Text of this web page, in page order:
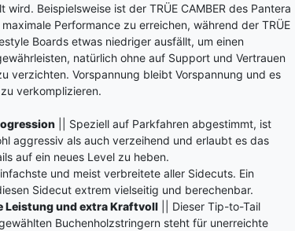
Beispielsweise ist der TRÜE CAMBER des Pantera
Performance zu erreichen, während der TRÜE
Boards etwas niedriger ausfällt, um einen
natürlich ohne auf Support und Vertrauen
verzichten. Vorspannung bleibt Vorspannung und es
verkomplizieren.
|| Speziell auf Parkfahren abgestimmt, ist
aggressiv als auch verzeihend und erlaubt es das
auf ein neues Level zu heben.
und meist verbreitete aller Sidecuts. Ein
Sidecut extrem vielseitig und berechenbar.
Leistung und extra Kraftvoll || Dieser Tip-to-Tail
Buchenholzstringern steht für unerreichte